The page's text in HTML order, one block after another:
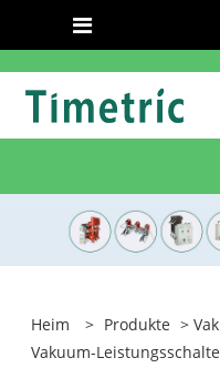
Heim > Produkte >
Vakuum-